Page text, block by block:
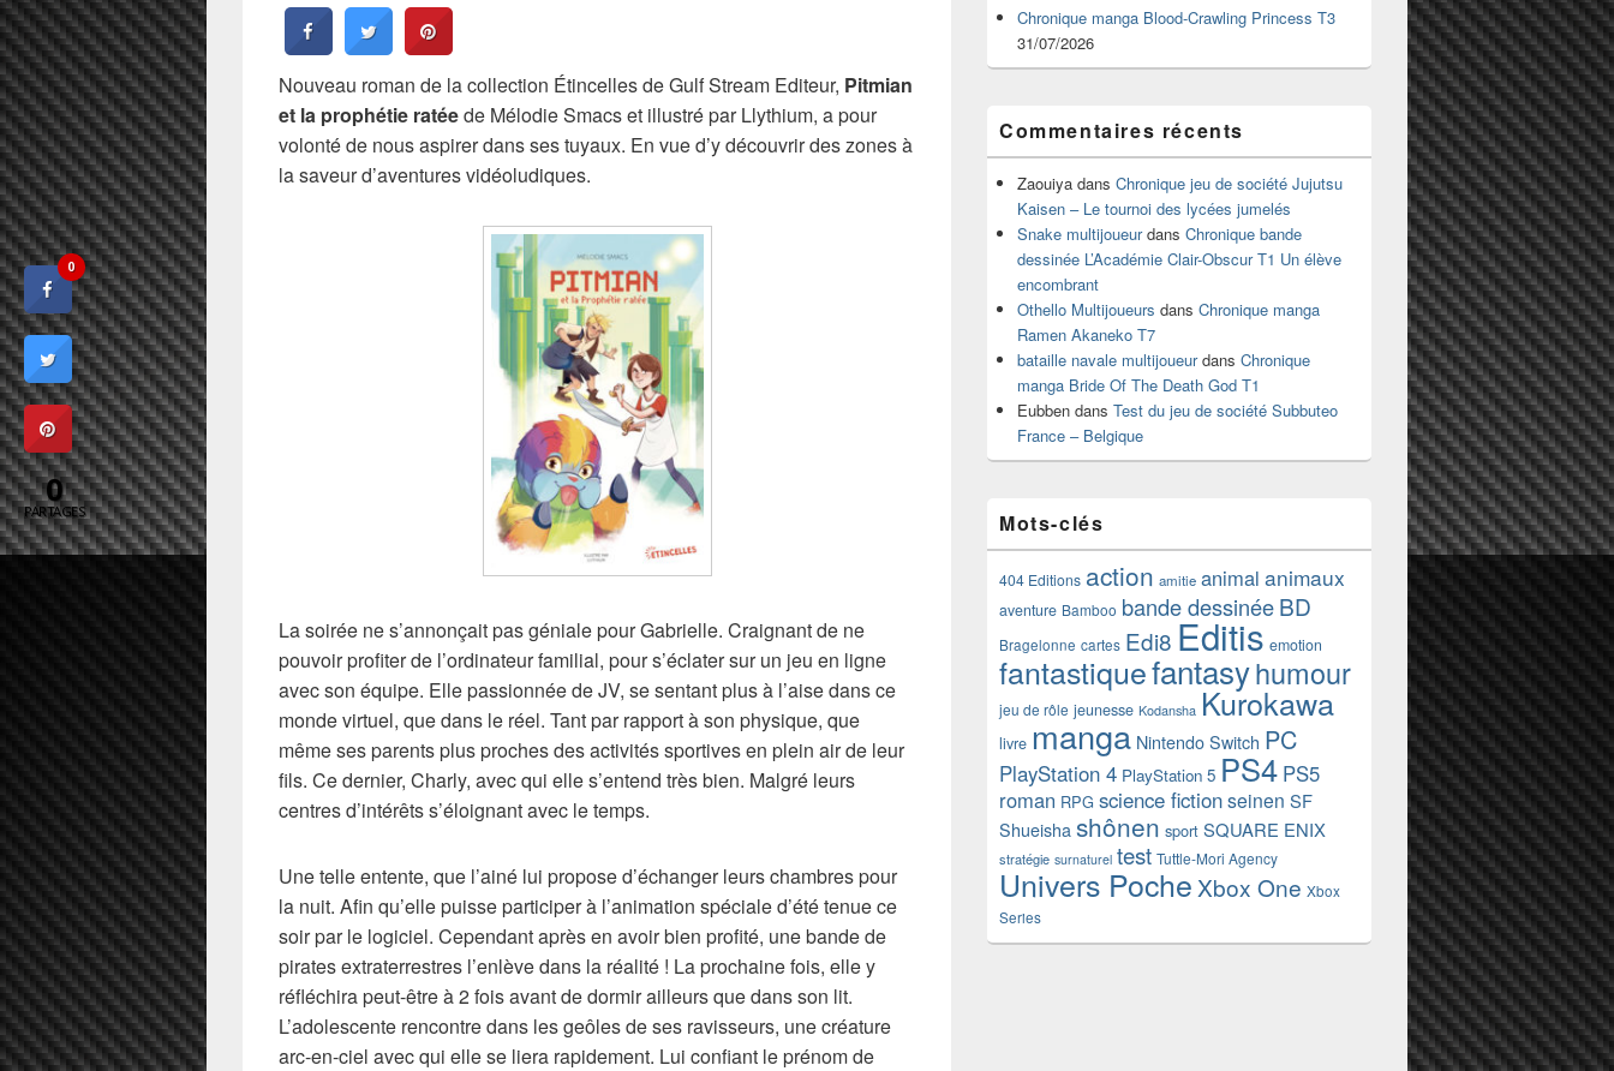
Nouveau roman de la collection Étincelles de Gulf Stream Editeur, Pitmian
et la prophétie ratéede Mélodie Smacs et illustré par Llythium, a pour
volonté de nous aspirer dans ses tuyaux. En vue d’y découvrir des zones à
la saveur d’aventures vidéoludiques.
La soirée ne s’annonçait pas géniale pour Gabrielle. Craignant de ne
pouvoir profiter de l’ordinateur familial, pour s’éclater sur un jeu en ligne
avec son équipe. Elle passionnée de JV, se sentant plus à l’aise dans ce
monde virtuel, que dans le réel. Tant par rapport à son physique, que
même ses parents plus proches des activités sportives en plein air de leur
fils. Ce dernier, Charly, avec qui elle s’entend très bien. Malgré leurs
centres d’intérêts s’éloignant avec le temps.
Une telle entente, que l’ainé lui propose d’échanger leurs chambres pour
la nuit. Afin qu’elle puisse participer à l’animation spéciale d’été tenue ce
soir par le logiciel. Cependant après en avoir bien profité, une bande de
pirates extraterrestres l’enlève dans la réalité ! La prochaine fois, elle y
réfléchira peut-être à 2 fois avant de dormir ailleurs que dans son lit.
L’adolescente rencontre dans les geôles de ses ravisseurs, une créature
arc-en-ciel avec qui elle se liera rapidement. Lui confiant le prénom de
Chronique manga Blood-Crawling Princess T3
31/07/2026
Commentaires récents
Zaouiya dans Chronique jeu de société Jujutsu
Kaisen – Le tournoi des lycées jumelés
Snake multijoueurdans Chronique bande
dessinée L’Académie Clair-Obscur T1 Un élève
encombrant
Othello Multijoueurs dans Chronique manga
Ramen Akaneko T7
bataille navale multijoueurdans Chronique
manga Bride Of The Death God T1
Eubben dans Test du jeu de société Subbuteo
France – Belgique
Mots-clés
404 Editions action amitie animal animaux
aventure Bamboo bande dessinéeBD
Bragelonne cartes Edi8 Editis emotion
fantastiquefantasyhumour
jeu de rôle jeunesse Kodansha Kurokawa
livre manga Nintendo Switch PC
PlayStation 4 PlayStation 5 PS4 PS5
roman RPG science fictionseinen SF
Shueisha shônen sport SQUARE ENIX
stratégie surnaturel test Tuttle-Mori Agency
Univers Poche Xbox One Xbox
Series
0
0
PARTAGES